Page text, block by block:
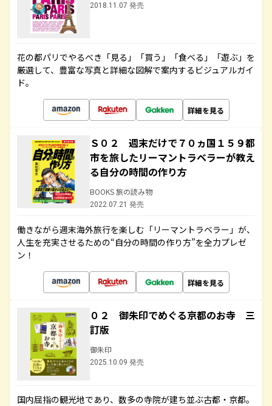
2018.11.07 発売
花の都パリでやるべき「見る」「買う」「食べる」「遊ぶ」を
厳選して、豊富な写真と詳細な図解で案内するビジュアルガイ
ド。
詳細を見る
Ｓ０２ 週末だけで７０ヵ国１５９都
市を旅したリーマントラベラーが教え
る自分の時間の作り方
BOOKS 旅の読み物
2022.07.21 発売
働きながら週末海外旅行を楽しむ「リーマントラベラー」が、
人生を充実させるための“自分の時間の作り方”を全力プレゼ
ン！
詳細を見る
０２ 御朱印でめぐる京都のお寺 三
訂版
御朱印
2025.10.09 発売
国内屈指の観光地であり、数多の寺院が建ち並ぶ古都・京都。